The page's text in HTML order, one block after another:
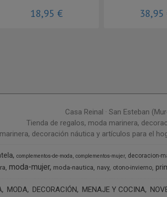
18,95 € 38,95
Casa Reinal · San Esteban
Tienda de regalos, moda marinera,
decoración náutica y artículos para el
complementos-de-moda complementos-mujer decoracion-
moda-mujer moda-nautica navy otono-invierno
MODA DECORACIÓN MENAJE Y COCINA